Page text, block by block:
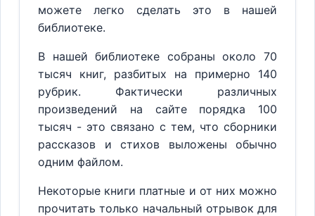
можете легко сделать это в нашей
библиотеке.
В нашей библиотеке собраны около 70
тысяч книг, разбитых на примерно 140
рубрик. Фактически различных
произведений на сайте порядка 100
тысяч - это связано с тем, что сборники
рассказов и стихов выложены обычно
одним файлом.
Некоторые книги платные и от них можно
прочитать только начальный отрывок для